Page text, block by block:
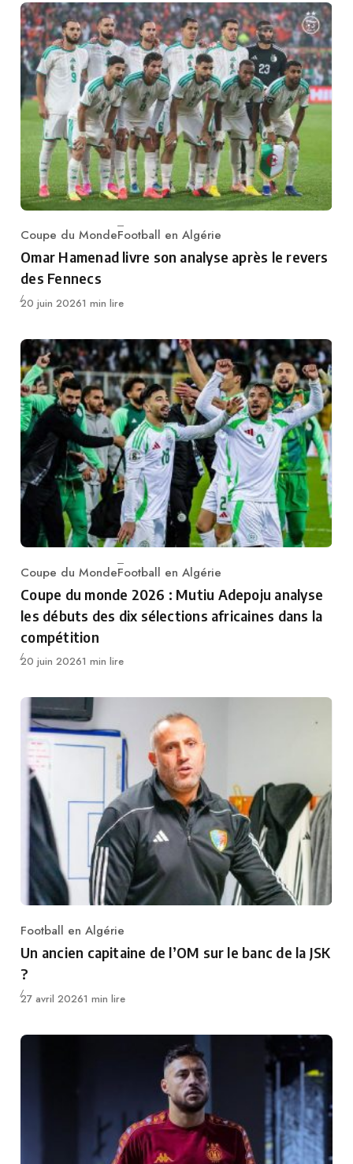
Category
Coupe du MondeFootball en Algérie
Omar Hamenad livre son analyse après le revers
des Fennecs
Publié
20 juin 20261 min lire
Category
Coupe du MondeFootball en Algérie
Coupe du monde 2026 : Mutiu Adepoju analyse
les débuts des dix sélections africaines dans la
compétition
Publié
20 juin 20261 min lire
Category
Football en Algérie
Un ancien capitaine de l’OM sur le banc de la JSK
?
Publié
27 avril 20261 min lire